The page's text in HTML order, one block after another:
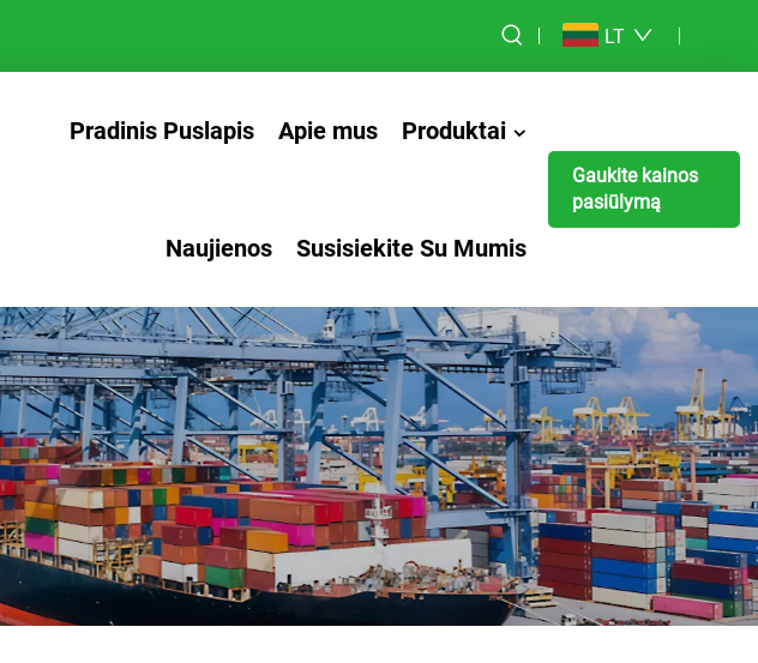
LT
Pradinis Puslapis Apie mus Produktai
Naujienos Susisiekite Su Mumis
Gaukite kainos
pasiūlymą